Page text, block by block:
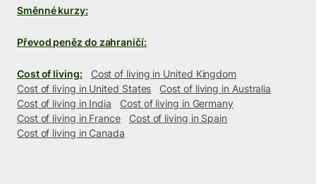
Směnné kurzy:
Převod peněz do zahraničí:
Cost of living:
Cost of living in United Kingdom
Cost of living in United States
Cost of living in Australia
Cost of living in India
Cost of living in Germany
Cost of living in France
Cost of living in Spain
Cost of living in Canada